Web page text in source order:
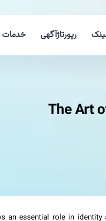
رپورتاژآگهی خدمات
The Art
an essential role in